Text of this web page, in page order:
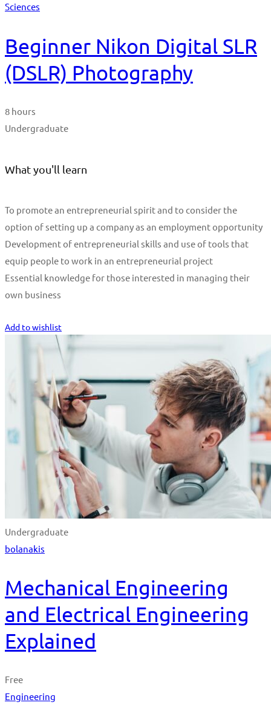
Sciences
Beginner Nikon Digital SLR
(DSLR) Photography
8 hours
Undergraduate
What you'll learn
To promote an entrepreneurial spirit and to consider the
option of setting up a company as an employment opportunity
Development of entrepreneurial skills and use of tools that
equip people to work in an entrepreneurial project
Essential knowledge for those interested in managing their
own business
Add to wishlist
Undergraduate
bolanakis
Mechanical Engineering
and Electrical Engineering
Explained
Free
Engineering